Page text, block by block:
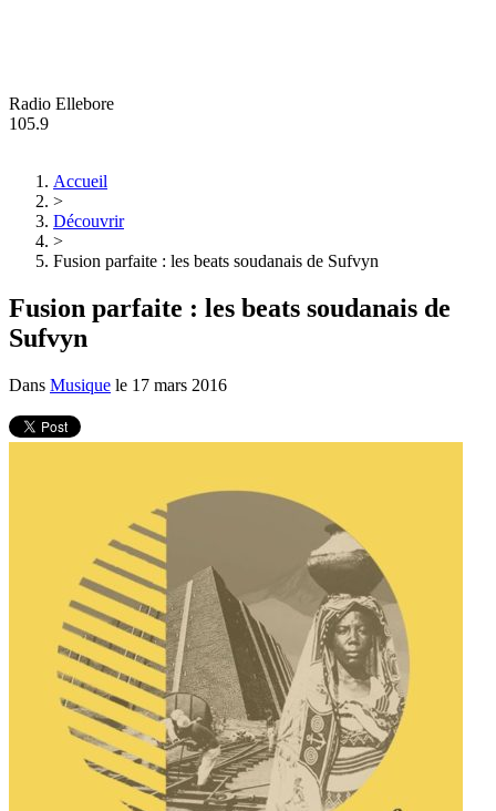
Radio Ellebore
105.9
Accueil
>
Découvrir
>
Fusion parfaite : les beats soudanais de Sufvyn
Fusion parfaite : les beats soudanais de
Sufvyn
Dans Musique le 17 mars 2016